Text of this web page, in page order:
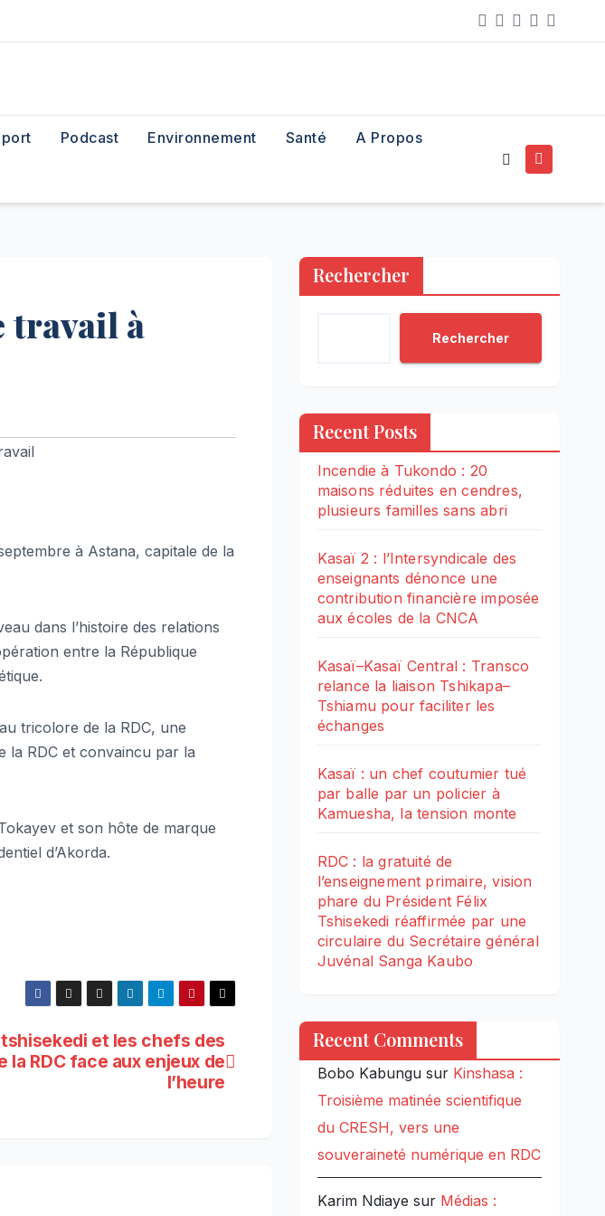
Podcast Environnement Santé A Propos
travail à
à Astana, capitale de la
dans l’histoire des relations
entre la République
tricolore de la RDC, une
la RDC et convaincu par la
et son hôte de marque
d’Akorda.
tshisekedi et les chefs des
la RDC face aux enjeux de
l’heure
Rechercher
Rechercher
Recent Posts
Incendie à Tukondo : 20
maisons réduites en cendres,
plusieurs familles sans abri
Kasaï 2 : l’Intersyndicale des
enseignants dénonce une
contribution financière imposée
aux écoles de la CNCA
Kasaï–Kasaï Central : Transco
relance la liaison Tshikapa–
Tshiamu pour faciliter les
échanges
Kasaï : un chef coutumier tué
par balle par un policier à
Kamuesha, la tension monte
RDC : la gratuité de
l’enseignement primaire, vision
phare du Président Félix
Tshisekedi réaffirmée par une
circulaire du Secrétaire général
Juvénal Sanga Kaubo
Recent Comments
Bobo Kabungusur Kinshasa :
Troisième matinée scientifique
du CRESH, vers une
souveraineté numérique en RDC
Karim Ndiaye sur Médias :